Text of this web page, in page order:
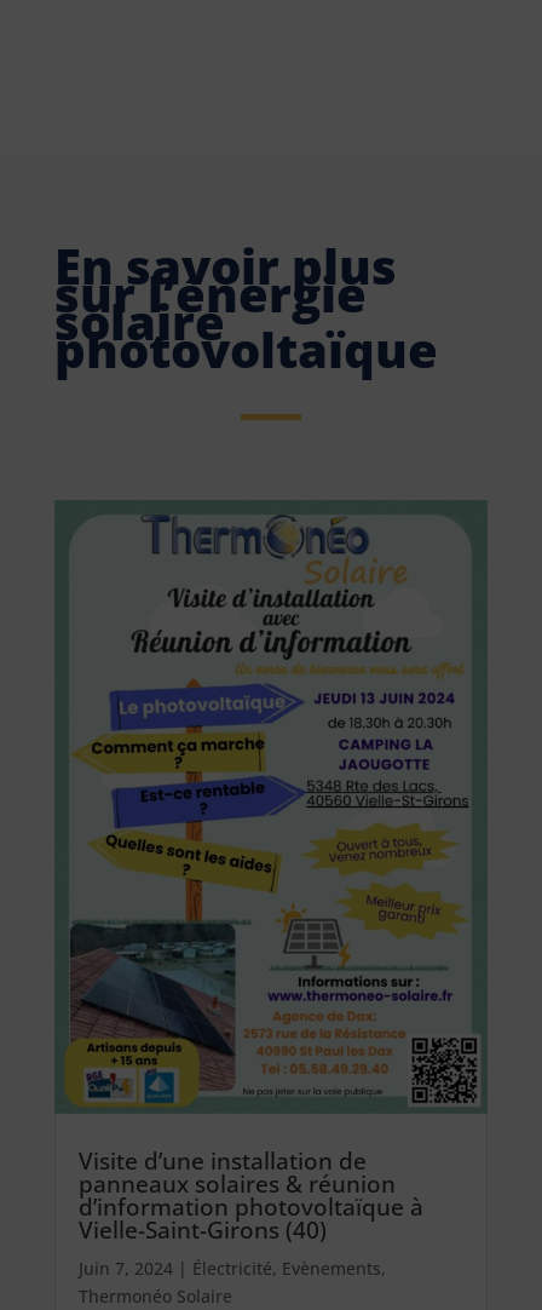
En savoir plus
sur l’énergie
solaire
photovoltaïque
Visite d’une installation de
panneaux solaires & réunion
d’information photovoltaïque à
Vielle-Saint-Girons (40)
Juin 7, 2024| Électricité, Evènements,
Thermonéo Solaire